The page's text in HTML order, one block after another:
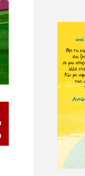
αρκετό
κυρίως
πολύ
κι
στον
και
του, την
έφερε
Φίλαθλο
Ελλάδα
όλοι,